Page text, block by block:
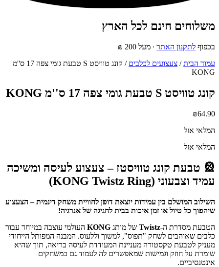
משלוחים חינם לכל הארץ
בכפוף לתקנון האתר ∙ מעל 200 ₪
עמוד הבית/ צעצועים לכלבים
/ קונג טוויסט S טבעת גומי צפה 17 ס''מ
KONG
קונג טוויסט S טבעת גומי צפה 17 ס''מ KONG
₪64.90
המלאי אזל
המלאי אזל
🎡 טבעת קונג טוויסטז – צעצוע לעיסה ומשיכה
עמיד וצבעוני (KONG Twistz Ring)
השילוב המושלם בין עמידות יוצאת דופן לחוויית משחק דינמית – הצעצוע
שיהפוך כל טיול או זמן איכות בבית לחגיגה של אנרגיה!
הטבעת מסדרת ה-Twistz של מותג KONG העולמי עוצבה במיוחד עבור
כלבים שאוהבים לשחק "תפוס", למשוך וללעוס. המבנה המפותל הייחודי
מעניק לטבעת טקסטורה מעניינת המעודדת לעיסה בריאה, תוך שהיא
שומרת על חוזק וגמישות שמאפשרים לה לעמוד גם במשחקים
אינטנסיביים.